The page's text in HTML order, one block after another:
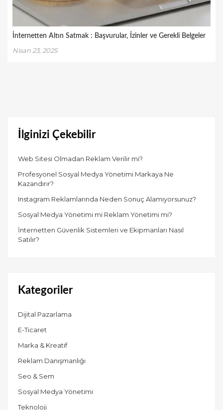
İnternetten Altın Satmak : Başvurular, İzinler ve Gerekli Belgeler
Nisan 23, 2025
İlginizi Çekebilir
Web Sitesi Olmadan Reklam Verilir mi?
Profesyonel Sosyal Medya Yönetimi Markaya Ne
Kazandırır?
Instagram Reklamlarında Neden Sonuç Alamıyorsunuz?
Sosyal Medya Yönetimi mi Reklam Yönetimi mi?
İnternetten Güvenlik Sistemleri ve Ekipmanları Nasıl
Satılır?
Kategoriler
Dijital Pazarlama
E-Ticaret
Marka & Kreatif
Reklam Danışmanlığı
Seo & Sem
Sosyal Medya Yönetimi
Teknoloji